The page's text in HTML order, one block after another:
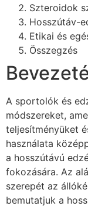
Szteroidok
Hosszútáv-
Etikai és
Összegzés
A sportolók és
módszereket,
teljesítményüket
használata
a hosszútávú
fokozására. Az
szerepét az
bemutatjuk a